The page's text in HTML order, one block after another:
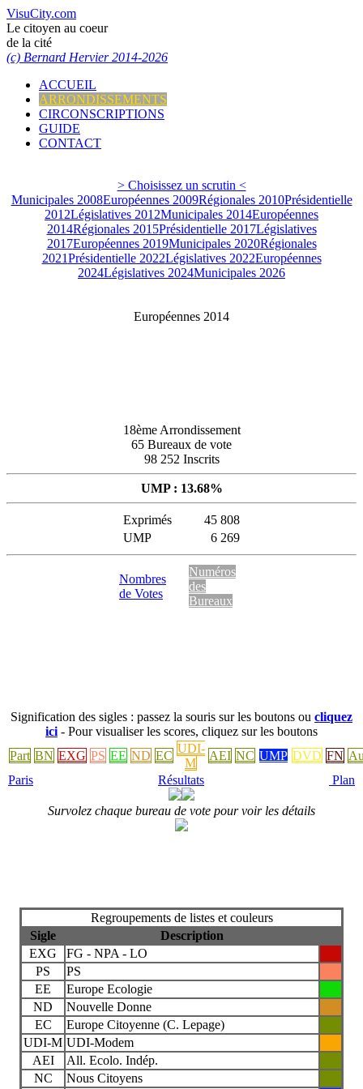
VisuCity.com
Le citoyen au coeur
de la cité
(c) Bernard Hervier 2014-2026
ACCUEIL
ARRONDISSEMENTS
CIRCONSCRIPTIONS
GUIDE
CONTACT
> Choisissez un scrutin <
Municipales 2008Européennes 2009Régionales 2010Présidentielle
2012Législatives 2012Municipales 2014Européennes
2014Régionales 2015Présidentielle 2017Législatives
2017Européennes 2019Municipales 2020Régionales
2021Présidentielle 2022Législatives 2022Européennes
2024Législatives 2024Municipales 2026
Européennes 2014
18ème Arrondissement
65 Bureaux de vote
98 252 Inscrits
UMP : 13.68%
Exprimés
45 808
UMP
6 269
Nombres
de Votes
Numéros
des
Bureaux
Signification des sigles : passez la souris sur les boutons ou cliquez
ici - Pour visualiser les scores, cliquez sur les boutons
Part BN EXG PS EE ND EC
UDI-
M
AEI NC UMP DVD FN
Paris
Résultats Plan
Survolez chaque bureau de vote pour voir les détails
Regroupements de listes et couleurs
Sigle
Description
EXG
FG - NPA - LO
PS
PS
EE
Europe Ecologie
ND
Nouvelle Donne
EC
Europe Citoyenne (C. Lepage)
UDI-M UDI-Modem
AEI
All. Ecolo. Indép.
NC
Nous Citoyens